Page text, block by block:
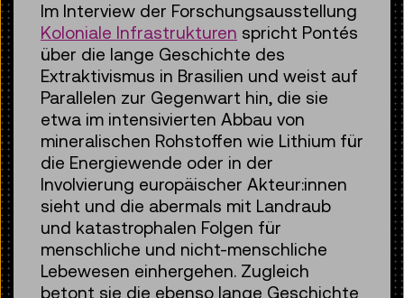
Im Interview der Forschungsausstellung
Koloniale Infrastrukturen spricht Pontés
über die lange Geschichte des
Extraktivismus in Brasilien und weist auf
Parallelen zur Gegenwart hin, die sie
etwa im intensivierten Abbau von
mineralischen Rohstoffen wie Lithium für
die Energiewende oder in der
Involvierung europäischer Akteur:innen
sieht und die abermals mit Landraub
und katastrophalen Folgen für
menschliche und nicht-menschliche
Lebewesen einhergehen. Zugleich
betont sie die ebenso lange Geschichte